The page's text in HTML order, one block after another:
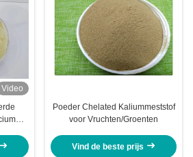
Video
Poeder Chelated Kaliummeststof
voor Vruchten/Groenten
Vind de beste prijs